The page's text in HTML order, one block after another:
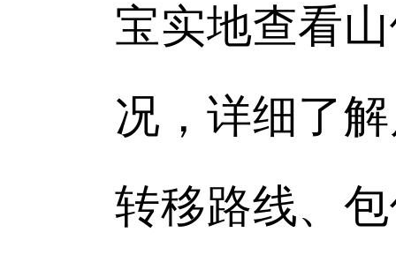
宝实地查看
况，详细了
转移路线、